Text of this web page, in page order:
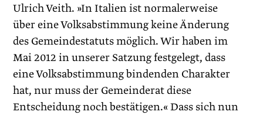
Ulrich Veith. »In Italien ist normalerweise
über eine Volksabstimmung keine Änderung
des Gemeindestatuts möglich. Wir haben im
Mai 2012 in unserer Satzung festgelegt, dass
eine Volksabstimmung bindenden Charakter
hat, nur muss der Gemeinderat diese
Entscheidung noch bestätigen.« Dass sich nun